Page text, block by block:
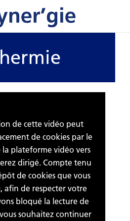
de cette vidéo peut
de cookies par le
plateforme vidéo vers
dirigé. Compte tenu
de cookies que vous
afin de respecter votre
bloqué la lecture de
souhaitez continuer